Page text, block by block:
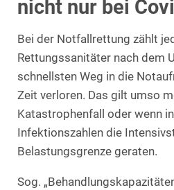
nicht nur bei
Bei der Notfallrettung zählt
Rettungssanitäter nach dem
schnellsten Weg in die
Zeit verloren. Das gilt umso
Katastrophenfall oder wenn
Infektionszahlen die
Belastungsgrenze geraten.
Sog.